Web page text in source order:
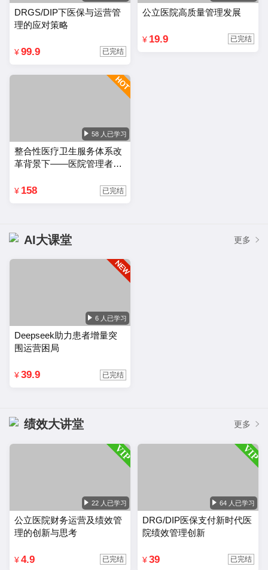
学附属第三医院、西南医科大学附属中医
院、中山大学附属肿瘤医院、四川省人民医
院、泉州市第一人民医院、重庆市涪陵区中
医院、，累计授课近1000场次，深受医疗
机构和医务工作者的追捧与喜爱。☆ 10年
位、科室运营、医院体系管理等医疗行业不
同层面的岗位历练，累积大量结合一线工作
涌入的情况下，不断深入研究医院新运营思
路提升综合实力的医院运营管理方法。
DRGS/DIP下医保与运营管
理的应对策略
¥ 99.9 已完结
公立医院高质量管理发展
¥ 19.9 已完结
58 人已学习
整合性医疗卫生服务体系改
革背景下——医院管理者的
¥ 158 已完结
AI大课堂 更多
6 人已学习
Deepseek助力患者增量突
围运营困局
¥ 39.9 已完结
绩效大讲堂 更多
22 人已学习
公立医院财务运营及绩效管
理的创新与思考
¥ 4.9 已完结
64 人已学习
DRG/DIP医保支付新时代医
院绩效管理创新
¥ 39 已完结